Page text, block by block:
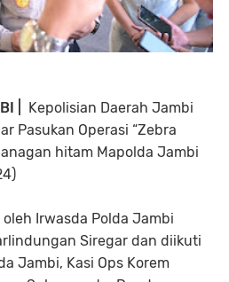
|
Kepolisian Daerah Jambi
Pasukan Operasi “Zebra
hitam Mapolda Jambi
Irwasda Polda Jambi
Siregar dan diikuti
Jambi, Kasi Ops Korem